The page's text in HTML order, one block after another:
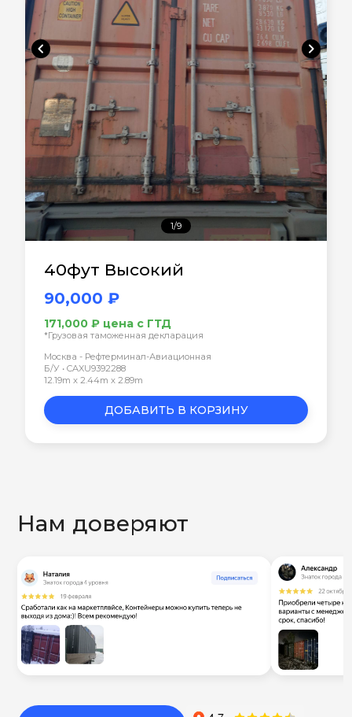
chevron_left chevron_right
1/9
40фут Высокий
90,000 ₽
171,000 ₽ цена с ГТД
*Грузовая таможенная декларация
Москва - Рефтерминал-Авиационная
Б/У • CAXU9392288
12.19m x 2.44m x 2.89m
ДОБАВИТЬ В КОРЗИНУ
Нам доверяют